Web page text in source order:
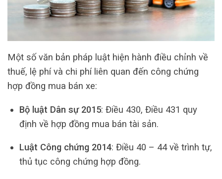
Một số văn bản pháp luật hiện hành điều chỉnh về
thuế, lệ phí và chi phí liên quan đến công chứng
hợp đồng mua bán xe:
Bộ luật Dân sự 2015: Điều 430, Điều 431 quy
định về hợp đồng mua bán tài sản.
Luật Công chứng 2014: Điều 40 – 44 về trình tự,
thủ tục công chứng hợp đồng.